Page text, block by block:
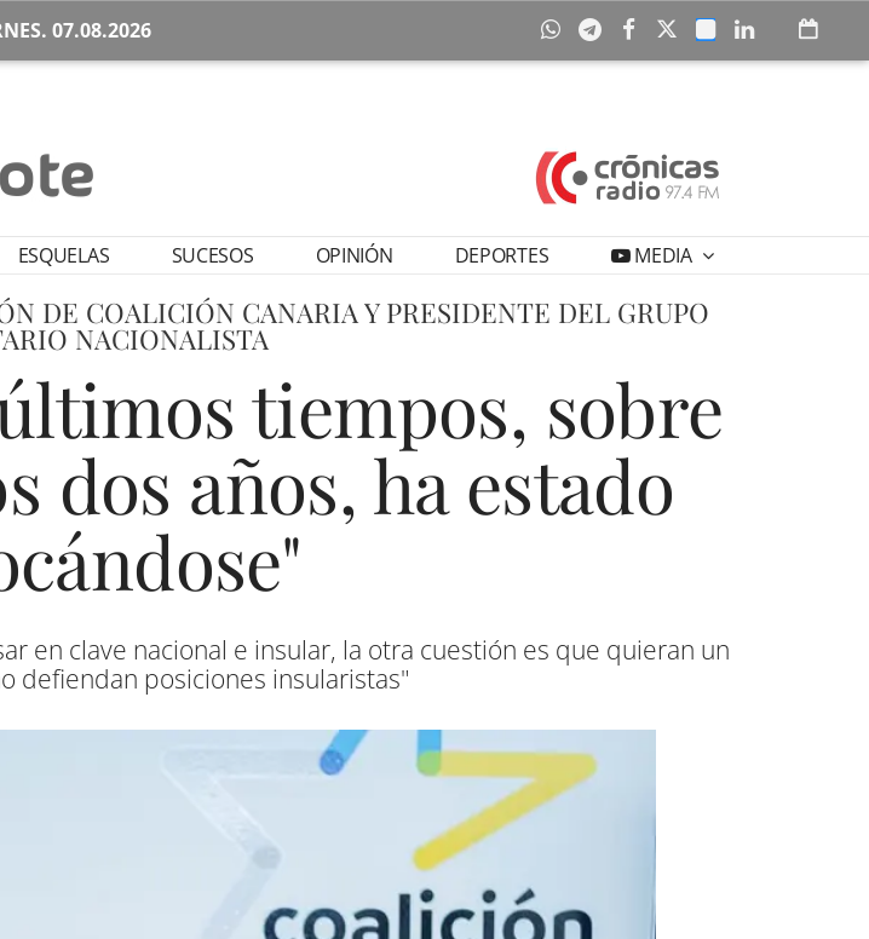
07.08.2026
ESQUELAS SUCESOS OPINIÓN DEPORTES MEDIA
DE COALICIÓN CANARIA Y PRESIDENTE DEL GRUPO
NACIONALISTA
tiempos, sobre
dos años, ha estado
en clave nacional e insular, la otra cuestión es que quieran un
defiendan posiciones insularistas"